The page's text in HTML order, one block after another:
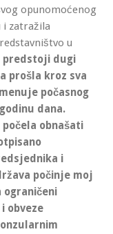
opunomoćenog
i zatražila
u
predstoji dugi
prošla kroz sva
počasnog
dana.
počela obnašati
i
počinje moj
ograničeni
obveze